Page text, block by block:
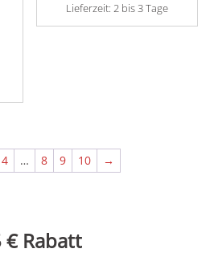
Lieferzeit:2 bis 3 Tage
4 … 8 9 10 →
€ Rabatt